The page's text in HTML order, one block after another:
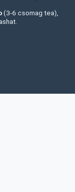
(3-6 csomag tea),